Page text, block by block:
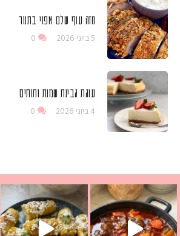
חזה עוף שלם אפוי בתנור
5 ביוני 2026 0
עוגת גבינת שמנת ותותים
4 ביוני 2026 0
בולגרית מעודנת מ
פרגיות קריספיים ממכרים שמכינים בכמה דקות עב